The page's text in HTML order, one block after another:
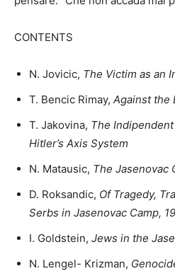
CONTENTS
N. Jovicic, The Victim as an
T. Bencic Rimay, Against the
T. Jakovina, The
Hitler’s Axis System
N. Matausic, The Jasenovac
D. Roksandic, Of Tragedy,
Serbs in Jasenovac Camp,
I. Goldstein, Jews in the
N. Lengel- Krizman,